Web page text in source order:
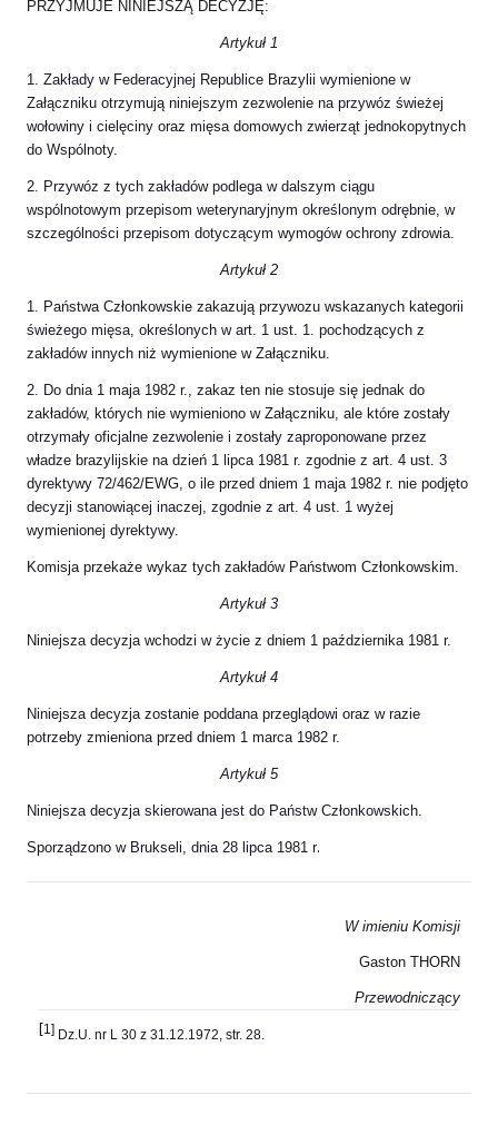
PRZYJMUJE NINIEJSZĄ DECYZJĘ:
Artykuł 1
1. Zakłady w Federacyjnej Republice Brazylii wymienione w
Załączniku otrzymują niniejszym zezwolenie na przywóz świeżej
wołowiny i cielęciny oraz mięsa domowych zwierząt jednokopytnych
do Wspólnoty.
2. Przywóz z tych zakładów podlega w dalszym ciągu
wspólnotowym przepisom weterynaryjnym określonym odrębnie, w
szczególności przepisom dotyczącym wymogów ochrony zdrowia.
Artykuł 2
1. Państwa Członkowskie zakazują przywozu wskazanych kategorii
świeżego mięsa, określonych w art. 1 ust. 1. pochodzących z
zakładów innych niż wymienione w Załączniku.
2. Do dnia 1 maja 1982 r., zakaz ten nie stosuje się jednak do
zakładów, których nie wymieniono w Załączniku, ale które zostały
otrzymały oficjalne zezwolenie i zostały zaproponowane przez
władze brazylijskie na dzień 1 lipca 1981 r. zgodnie z art. 4 ust. 3
dyrektywy 72/462/EWG, o ile przed dniem 1 maja 1982 r. nie podjęto
decyzji stanowiącej inaczej, zgodnie z art. 4 ust. 1 wyżej
wymienionej dyrektywy.
Komisja przekaże wykaz tych zakładów Państwom Członkowskim.
Artykuł 3
Niniejsza decyzja wchodzi w życie z dniem 1 października 1981 r.
Artykuł 4
Niniejsza decyzja zostanie poddana przeglądowi oraz w razie
potrzeby zmieniona przed dniem 1 marca 1982 r.
Artykuł 5
Niniejsza decyzja skierowana jest do Państw Członkowskich.
Sporządzono w Brukseli, dnia 28 lipca 1981 r.
W imieniu Komisji
Gaston THORN
Przewodniczący
[1] Dz.U. nr L 30 z 31.12.1972, str. 28.